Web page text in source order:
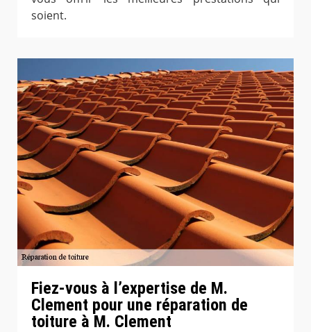
soient.
Fiez-vous à l’expertise de M.
Clement pour une réparation de
toiture à M. Clement